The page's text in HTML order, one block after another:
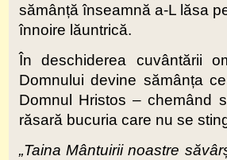
sămânță înseamnă a-L lăsa
înnoire lăuntrică.
În deschiderea cuvântării
Domnului devine sămânța
Domnul Hristos – chemând
răsară bucuria care nu se
„Taina Mântuirii noastre